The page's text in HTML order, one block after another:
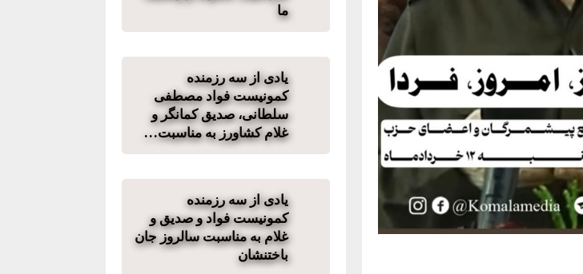
ما
یادی از سه رزمنده
کمونیست فواد مصطفی
سلطانی، صدیق کمانگر و
غلام کشاورز به مناسبت…
یادی از سه رزمنده
کمونیست فواد و صدیق و
غلام به مناسبت سالروز جان
باختنشان